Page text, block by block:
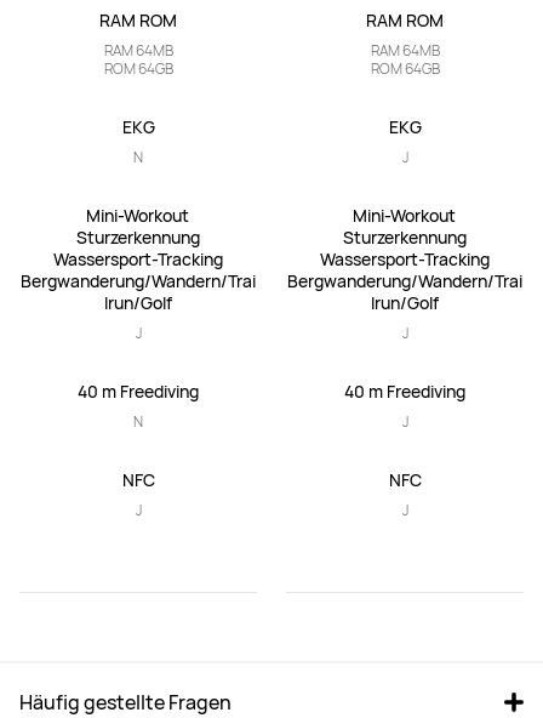
RAM ROM
RAM 64MB
ROM 64GB
EKG
N
Mini-Workout
Sturzerkennung
Wassersport-Tracking
Bergwanderung/Wandern/Trai
lrun/Golf
J
40 m Freediving
N
NFC
J
RAM ROM
RAM 64MB
ROM 64GB
EKG
J
Mini-Workout
Sturzerkennung
Wassersport-Tracking
Bergwanderung/Wandern/Trai
lrun/Golf
J
40 m Freediving
J
NFC
J
Häufig gestellte Fragen